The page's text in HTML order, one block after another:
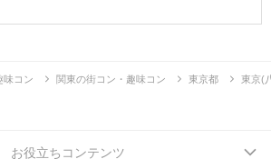
味コン 関東の街コン・趣味コン 東京都 東京(
お役立ちコンテンツ